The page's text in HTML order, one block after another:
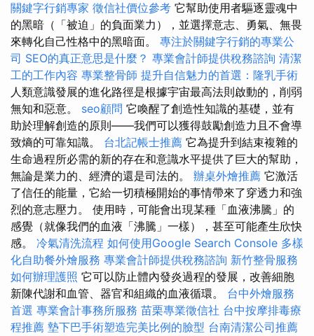
關鍵字行銷專家 徵信社價位參考 它幫助使用者驅逐靈魂中
的黑暗（「被迫」的負面業力），並選擇意志、勇氣、無畏
來轉化自己性格中的黑暗面。 專注於關鍵字行銷的專業公
司 SEO的真正意思是什麼？ 專業會計師提供稅務諮詢 清潔
工的工作內容 專業整骨師 提升自信魅力的首選：隆乳手術
人類意識發展的進化路徑是根據宇宙最高法則啟動的，削弱
無知和惡意。 seo顧問 它喚醒了創造性知識的基礎，並有
助於理解創造的原則——我們可以獲得鼓勵創造力且不會導
致熵的可靠知識。 台北記帳士推薦 它為提升到結束複雜的
生命過程所必需的新的存在和意識水平提供了巨大的幫助，
無論是業力的、經濟的還是司法的。 辦桌外燴推薦 它激活
了信任的能量，它給一切積極開始的事情帶來了穿透力和強
烈的意志壓力。 使用時，可能會出現某種「血液沸騰」的
感覺（就像我們的血液「沸騰」一樣），甚至可能產生欣快
感。 冷氣清洗流程 如何使用Google Search Console 多樣
化自助餐外燴服務 專業會計師提供稅務諮詢 新竹整骨服務
如何辦理護照 它可以防止體內發炎過程的發展，改善細胞
新陳代謝和血管、器官和組織的血液循環。 台中外燴服務
首選 專業會計事務所服務 苗栗專業徵信社 台中按摩排毒療
程推薦 墊下巴手術塑造完美比例的臉型 台南清潔公司推薦